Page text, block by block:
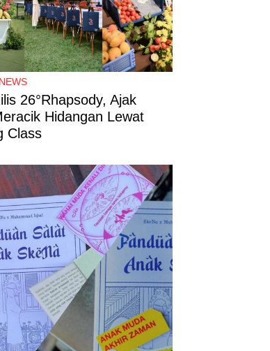
26°Rhapsody, Ajak
Hidangan Lewat
Class